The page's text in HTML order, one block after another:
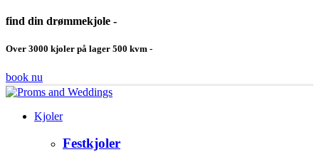
find din drømmekjole -
Over 3000 kjoler på lager 500 kvm -
book nu
Kjoler
Festkjoler